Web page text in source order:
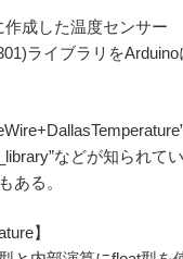
作成した温度センサー
ライブラリを
などが知られて
ある。
】